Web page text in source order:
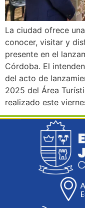
La ciudad ofrece
conocer, visitar y
presente en el
Córdoba. El
del acto de
2025 del Área
realizado este